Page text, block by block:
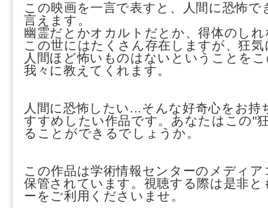
この映画を一言で表すと、人間に恐怖で
言えます。
幽霊だとかオカルトだとか、得体のし
この世にはたくさん存在しますが、狂
人間ほど怖いものはないということを
我々に教えてくれます。
人間に恐怖したい...そんな好奇心をお持
すすめしたい作品です。 あなたはこの"
ることができるでしょうか。
この作品は学術情報センターのメディア
保管されています。視聴する際は是非と
ーをご利用くださいませ。